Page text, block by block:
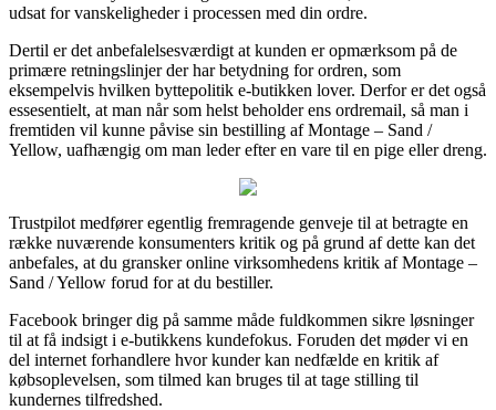
udsat for vanskeligheder i processen med din ordre.
Dertil er det anbefalelsesværdigt at kunden er opmærksom på de
primære retningslinjer der har betydning for ordren, som
eksempelvis hvilken byttepolitik e-butikken lover. Derfor er det også
essesentielt, at man når som helst beholder ens ordremail, så man i
fremtiden vil kunne påvise sin bestilling af Montage – Sand /
Yellow, uafhængig om man leder efter en vare til en pige eller dreng.
Trustpilot medfører egentlig fremragende genveje til at betragte en
række nuværende konsumenters kritik og på grund af dette kan det
anbefales, at du gransker online virksomhedens kritik af Montage –
Sand / Yellow forud for at du bestiller.
Facebook bringer dig på samme måde fuldkommen sikre løsninger
til at få indsigt i e-butikkens kundefokus. Foruden det møder vi en
del internet forhandlere hvor kunder kan nedfælde en kritik af
købsoplevelsen, som tilmed kan bruges til at tage stilling til
kundernes tilfredshed.